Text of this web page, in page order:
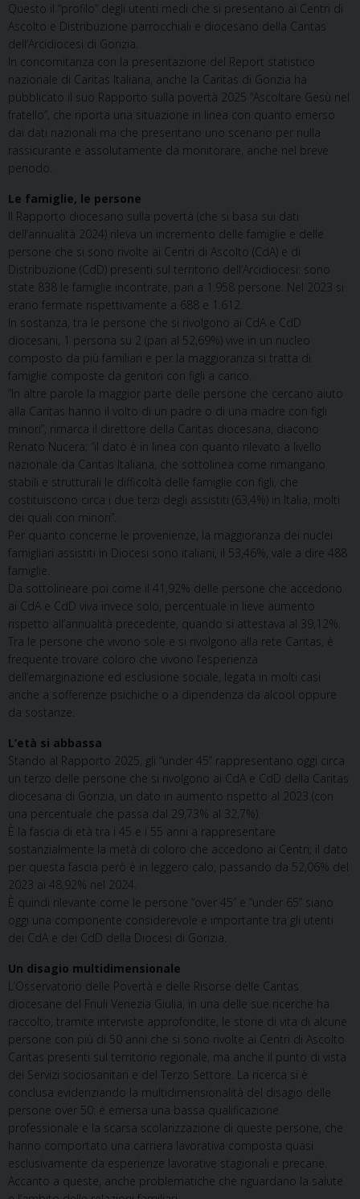
Questo il “profilo” degli utenti medi che si presentano ai Centri di
Ascolto e Distribuzione parrocchiali e diocesano della Caritas
dell’Arcidiocesi di Gorizia.
In concomitanza con la presentazione del Report statistico
nazionale di Caritas Italiana, anche la Caritas di Gorizia ha
pubblicato il suo Rapporto sulla povertà 2025 “Ascoltare Gesù nel
fratello”, che riporta una situazione in linea con quanto emerso
dai dati nazionali ma che presentano uno scenario per nulla
rassicurante e assolutamente da monitorare, anche nel breve
periodo.
Le famiglie, le persone
Il Rapporto diocesano sulla povertà (che si basa sui dati
dell’annualità 2024) rileva un incremento delle famiglie e delle
persone che si sono rivolte ai Centri di Ascolto (CdA) e di
Distribuzione (CdD) presenti sul territorio dell’Arcidiocesi: sono
state 838 le famiglie incontrate, pari a 1.958 persone. Nel 2023 si
erano fermate rispettivamente a 688 e 1.612.
In sostanza, tra le persone che si rivolgono ai CdA e CdD
diocesani, 1 persona su 2 (pari al 52,69%) vive in un nucleo
composto da più familiari e per la maggioranza si tratta di
famiglie composte da genitori con figli a carico.
“In altre parole la maggior parte delle persone che cercano aiuto
alla Caritas hanno il volto di un padre o di una madre con figli
minori”, rimarca il direttore della Caritas diocesana, diacono
Renato Nucera; “il dato è in linea con quanto rilevato a livello
nazionale da Caritas Italiana, che sottolinea come rimangano
stabili e strutturali le difficoltà delle famiglie con figli, che
costituiscono circa i due terzi degli assistiti (63,4%) in Italia, molti
dei quali con minori”.
Per quanto concerne le provenienze, la maggioranza dei nuclei
famigliari assistiti in Diocesi sono italiani, il 53,46%, vale a dire 488
famiglie.
Da sottolineare poi come il 41,92% delle persone che accedono
ai CdA e CdD viva invece solo, percentuale in lieve aumento
rispetto all’annualità precedente, quando si attestava al 39,12%.
Tra le persone che vivono sole e si rivolgono alla rete Caritas, è
frequente trovare coloro che vivono l’esperienza
dell’emarginazione ed esclusione sociale, legata in molti casi
anche a sofferenze psichiche o a dipendenza da alcool oppure
da sostanze.
L’età si abbassa
Stando al Rapporto 2025, gli “under 45” rappresentano oggi circa
un terzo delle persone che si rivolgono ai CdA e CdD della Caritas
diocesana di Gorizia, un dato in aumento rispetto al 2023 (con
una percentuale che passa dal 29,73% al 32,7%).
È la fascia di età tra i 45 e i 55 anni a rappresentare
sostanzialmente la metà di coloro che accedono ai Centri; il dato
per questa fascia però è in leggero calo, passando da 52,06% del
2023 ai 48,92% nel 2024.
È quindi rilevante come le persone “over 45” e “under 65” siano
oggi una componente considerevole e importante tra gli utenti
dei CdA e dei CdD della Diocesi di Gorizia.
Un disagio multidimensionale
L’Osservatorio delle Povertà e delle Risorse delle Caritas
diocesane del Friuli Venezia Giulia, in una delle sue ricerche ha
raccolto, tramite interviste approfondite, le storie di vita di alcune
persone con più di 50 anni che si sono rivolte ai Centri di Ascolto
Caritas presenti sul territorio regionale, ma anche il punto di vista
dei Servizi sociosanitari e del Terzo Settore. La ricerca si è
conclusa evidenziando la multidimensionalità del disagio delle
persone over 50: è emersa una bassa qualificazione
professionale e la scarsa scolarizzazione di queste persone, che
hanno comportato una carriera lavorativa composta quasi
esclusivamente da esperienze lavorative stagionali e precarie.
Accanto a queste, anche problematiche che riguardano la salute